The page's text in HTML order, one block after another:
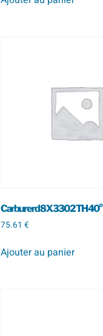
Carbure rd 8 X 330 2 TH 40°
75.61€
Ajouter au panier